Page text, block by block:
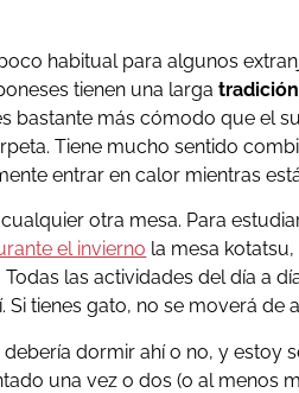
habitual para algunos
tienen una larga
bastante más cómodo que el
Tiene mucho sentido
entrar en calor mientras
otra mesa. Para
el invierno la mesa
las actividades del día a
Si tienes gato, no se moverá de
debería dormir ahí o no, y estoy
una vez o dos (o al menos